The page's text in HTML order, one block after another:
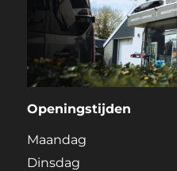
Openingstijden
Maandag
Dinsdag